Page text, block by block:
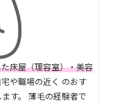
床屋（理容室）・美容
や職場の近く のおす
す。 薄毛の経験者で